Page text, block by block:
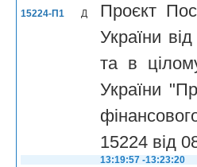
15224-П1 Д
Проєкт
України
та в
України
15224 від
13:19:57 -13:23:20